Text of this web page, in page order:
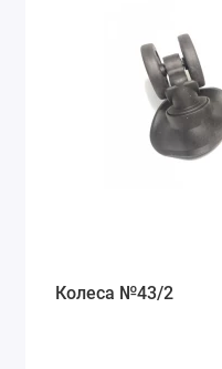
Колеса №43/2